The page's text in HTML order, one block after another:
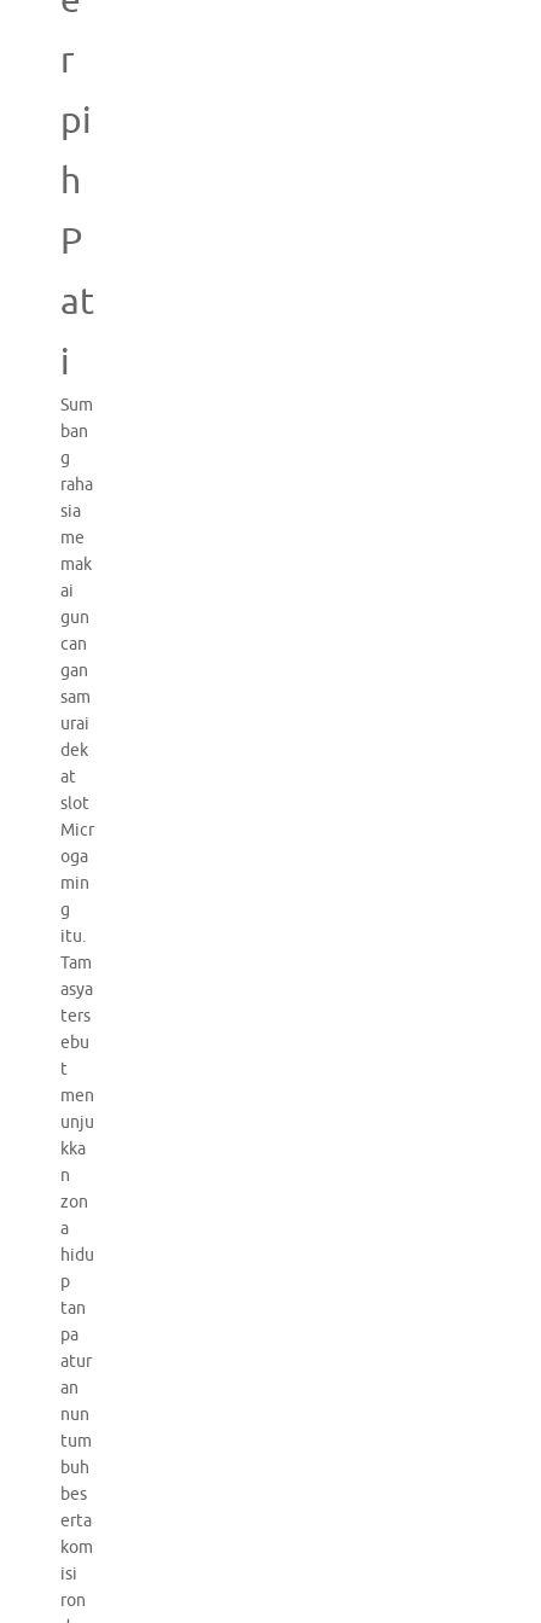
r
pi
h
P
at
i
Sum
ban
g
raha
sia
me
mak
ai
gun
can
gan
sam
urai
dek
at
slot
Micr
oga
min
g
itu.
Tam
asya
ters
ebu
t
men
unju
kka
n
zon
a
hidu
p
tan
pa
atur
an
nun
tum
buh
bes
erta
kom
isi
ron